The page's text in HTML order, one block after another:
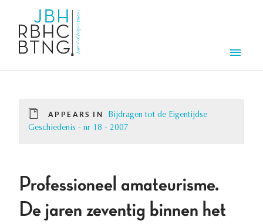
APPEARS IN
Bijdragen tot de Eigentijdse
Geschiedenis - nr 18 - 2007
Professioneel amateurisme.
De jaren zeventig binnen het